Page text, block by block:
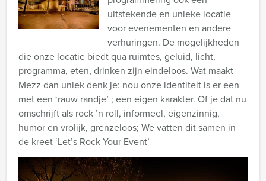
uitstekende en unieke locatie
voor evenementen en andere
verhuringen. De mogelijkheden
die onze locatie biedt qua ruimtes, geluid, licht,
programma, eten, drinken zijn eindeloos. Wat maakt
Mezz dan uniek denk je: nou onze identiteit is er een
met een ‘rauw randje’ ; een eigen karakter. Of je dat nu
omschrijft als rock ’n roll, informeel, eigenzinnig,
humor en vrolijk, grenzeloos; We vatten dit samen in
de kreet ‘Let’s Rock Your Event’